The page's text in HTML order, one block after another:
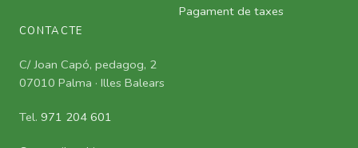
Pagament de taxes
CONTACTE
C/ Joan Capó, pedagog, 2
07010 Palma · Illes Balears
Tel. 971 204 601